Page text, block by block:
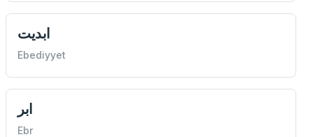
ابديت
Ebediyyet
ابر
Ebr